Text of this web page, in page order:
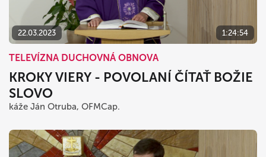
22.03.2023 1:24:54
TELEVÍZNA DUCHOVNÁ OBNOVA
KROKY VIERY - POVOLANÍ ČÍTAŤ BOŽIE
SLOVO
káže Ján Otruba, OFMCap.